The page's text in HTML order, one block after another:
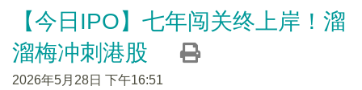
【今日IPO】七年闯关终上岸！溜
溜梅冲刺港股
2026年5月28日 下午16:51